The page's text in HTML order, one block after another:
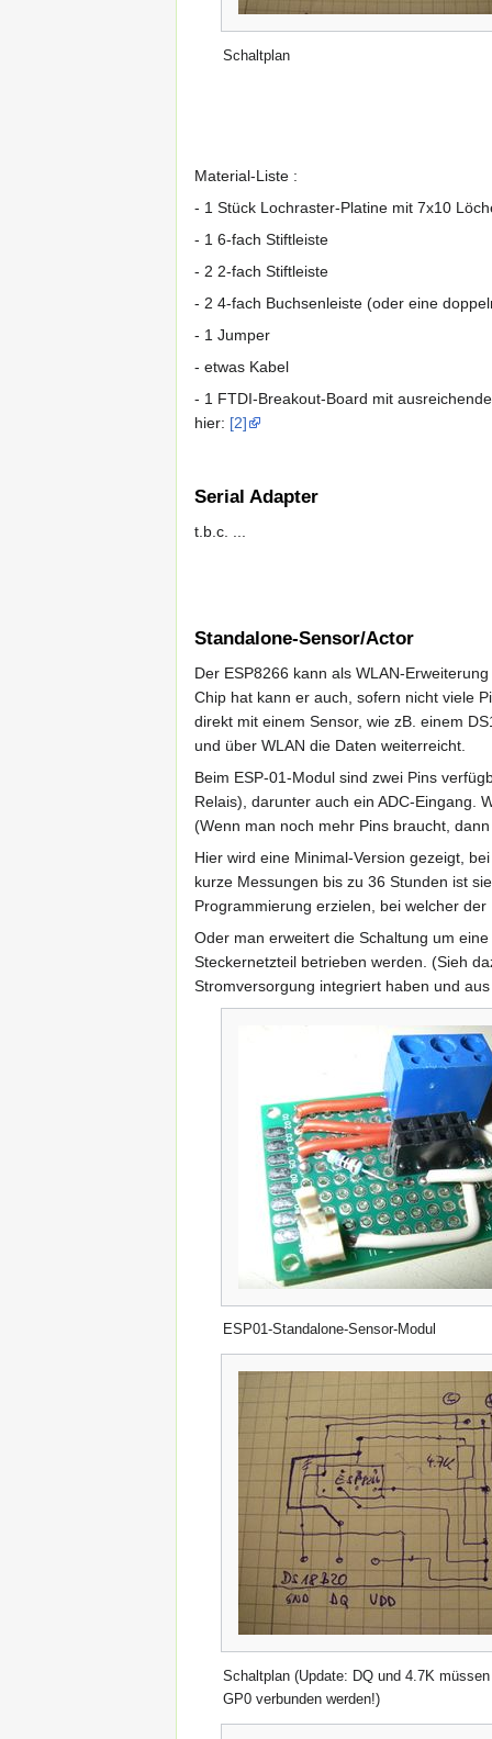
Schaltplan
Material-Liste :
- 1 Stück Lochraster-Platine mit 7x10
- 1 6-fach Stiftleiste
- 2 2-fach Stiftleiste
- 2 4-fach Buchsenleiste (oder eine
- 1 Jumper
- etwas Kabel
- 1 FTDI-Breakout-Board mit
hier: [2]
Serial Adapter
t.b.c. ...
Standalone-Sensor/Actor
Der ESP8266 kann als WLAN-
Chip hat kann er auch, sofern nicht viele
direkt mit einem Sensor, wie zB. einem
und über WLAN die Daten weiterreicht.
Beim ESP-01-Modul sind zwei Pins
Relais), darunter auch ein ADC-Eingang.
(Wenn man noch mehr Pins braucht,
Hier wird eine Minimal-Version gezeigt,
kurze Messungen bis zu 36 Stunden ist
Programmierung erzielen, bei welcher
Oder man erweitert die Schaltung um
Steckernetzteil betrieben werden. (Sieh
Stromversorgung integriert haben und
ESP01-Standalone-Sensor-Modul
Schaltplan (Update: DQ und 4.7K
GP0 verbunden werden!)